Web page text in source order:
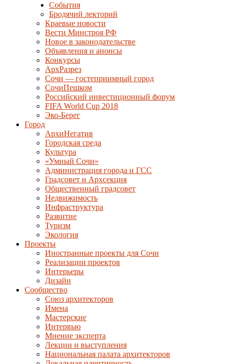
События
Бродячий лекторий
Краевые новости
Вести Минстроя РФ
Новое в законодательстве
Объявления и анонсы
Конкурсы
АрхРазрез
Сочи — гостеприимный город
СочиПешком
Российский инвестиционный форум
FIFA World Cup 2018
Эко-Берег
Город
АрхиНегатив
Городская среда
Культура
«Умный Сочи»
Администрация города и ГСС
Градсовет и Архсекция
Общественный градсовет
Недвижимость
Инфраструктура
Развитие
Туризм
Экология
Проекты
Иностранные проекты для Сочи
Реализации проектов
Интерьеры
Дизайн
Сообщество
Союз архитекторов
Имена
Мастерские
Интервью
Мнение эксперта
Лекции и выступления
Национальная палата архитекторов